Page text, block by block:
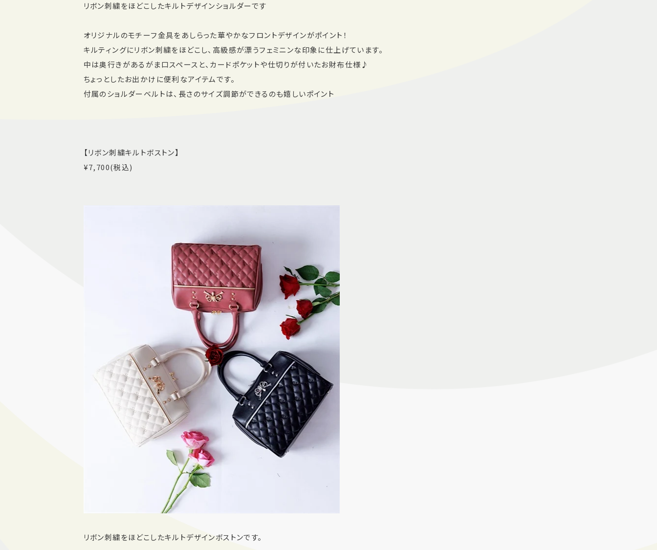
リボン刺繍をほどこしたキルトデザインショルダーです
オリジナルのモチーフ金具をあしらった華やかなフロントデザインがポイント！
キルティングにリボン刺繍をほどこし、高級感が漂うフェミニンな印象に仕上げています。
中は奥行きがあるがま口スペースと、カードポケットや仕切りが付いたお財布仕様♪
ちょっとしたお出かけに便利なアイテムです。
付属のショルダーベルトは、長さのサイズ調節ができるのも嬉しいポイント
【リボン刺繍キルトボストン】
¥7,700(税込)
リボン刺繍をほどこしたキルトデザインボストンです。